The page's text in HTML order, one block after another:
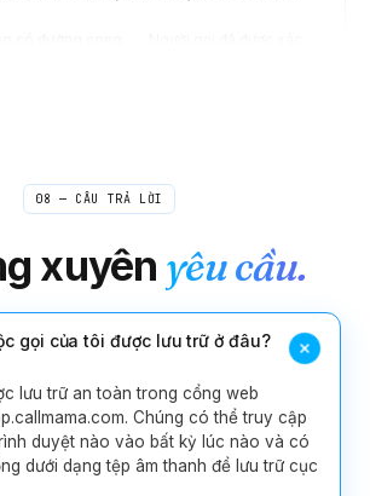
York liên hệ với tôi dù tôi ở đâu và
biết tôi đang ở Seoul. Thiết lập chỉ
Người gọi đã được xác minh
nguồn trên toàn thế giới
nguệch ngoạc trong các cuộc gọi
rằng tôi đã hiểu đúng câu trích
thực hiện các cuộc phỏng vấn từ máy
mình và bản ghi âm đang chờ tôi khi
mình. Trích dẫn sai ai đó là một điều
08 — CÂU TRẢ LỜI
xuyên yêu cầu.
gọi của tôi được lưu trữ ở đâu?
lưu trữ an toàn trong cổng web
Chúng có thể truy cập
duyệt nào vào bất kỳ lúc nào và có
dưới dạng tệp âm thanh để lưu trữ cục